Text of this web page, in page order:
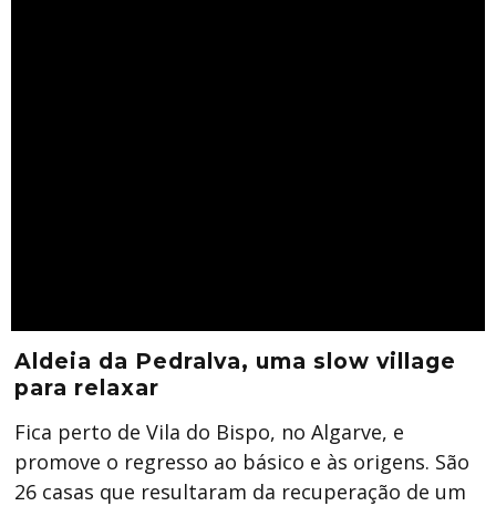
Aldeia da Pedralva, uma slow village
para relaxar
Fica perto de Vila do Bispo, no Algarve, e
promove o regresso ao básico e às origens. São
26 casas que resultaram da recuperação de um